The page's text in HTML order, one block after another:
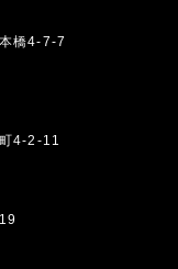
本橋4-7-7
町4-2-11
19